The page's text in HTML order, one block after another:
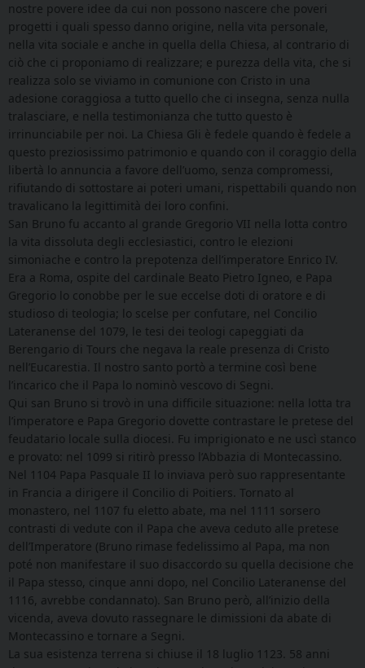
nostre povere idee da cui non possono nascere che poveri
progetti i quali spesso danno origine, nella vita personale,
nella vita sociale e anche in quella della Chiesa, al contrario di
ciò che ci proponiamo di realizzare; e purezza della vita, che si
realizza solo se viviamo in comunione con Cristo in una
adesione coraggiosa a tutto quello che ci insegna, senza nulla
tralasciare, e nella testimonianza che tutto questo è
irrinunciabile per noi. La Chiesa Gli è fedele quando è fedele a
questo preziosissimo patrimonio e quando con il coraggio della
libertà lo annuncia a favore dell’uomo, senza compromessi,
rifiutando di sottostare ai poteri umani, rispettabili quando non
travalicano la legittimità dei loro confini.
San Bruno fu accanto al grande Gregorio VII nella lotta contro
la vita dissoluta degli ecclesiastici, contro le elezioni
simoniache e contro la prepotenza dell’imperatore Enrico IV.
Era a Roma, ospite del cardinale Beato Pietro Igneo, e Papa
Gregorio lo conobbe per le sue eccelse doti di oratore e di
studioso di teologia; lo scelse per confutare, nel Concilio
Lateranense del 1079, le tesi dei teologi capeggiati da
Berengario di Tours che negava la reale presenza di Cristo
nell’Eucarestia. Il nostro santo portò a termine così bene
l’incarico che il Papa lo nominò vescovo di Segni.
Qui san Bruno si trovò in una difficile situazione: nella lotta tra
l’imperatore e Papa Gregorio dovette contrastare le pretese del
feudatario locale sulla diocesi. Fu imprigionato e ne uscì stanco
e provato: nel 1099 si ritirò presso l’Abbazia di Montecassino.
Nel 1104 Papa Pasquale II lo inviava però suo rappresentante
in Francia a dirigere il Concilio di Poitiers. Tornato al
monastero, nel 1107 fu eletto abate, ma nel 1111 sorsero
contrasti di vedute con il Papa che aveva ceduto alle pretese
dell’Imperatore (Bruno rimase fedelissimo al Papa, ma non
poté non manifestare il suo disaccordo su quella decisione che
il Papa stesso, cinque anni dopo, nel Concilio Lateranense del
1116, avrebbe condannato). San Bruno però, all’inizio della
vicenda, aveva dovuto rassegnare le dimissioni da abate di
Montecassino e tornare a Segni.
La sua esistenza terrena si chiuse il 18 luglio 1123. 58 anni